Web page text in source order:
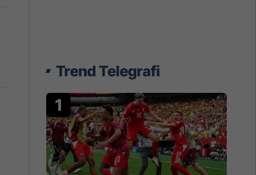
Trend Telegrafi